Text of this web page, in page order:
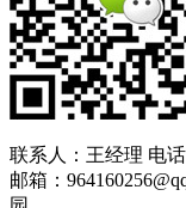
联系人：王经理 电话
邮箱：